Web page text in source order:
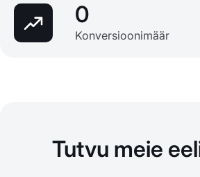
0
Konversioonimäär
Tutvu meie